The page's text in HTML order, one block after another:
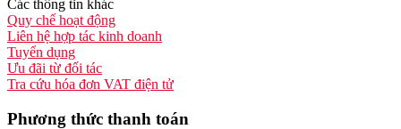
Các thông tin khác
Quy chế hoạt động
Liên hệ hợp tác kinh doanh
Tuyển dụng
Ưu đãi từ đối tác
Tra cứu hóa đơn VAT điện tử
Phương thức thanh toán